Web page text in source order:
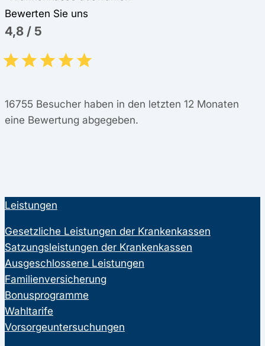
Bewerten Sie uns
4,8 / 5
16755 Besucher haben in den letzten 12 Monaten
eine Bewertung abgegeben.
Leistungen
Gesetzliche Leistungen der Krankenkassen
Satzungsleistungen der Krankenkassen
Ausgeschlossene Leistungen
Familienversicherung
Bonusprogramme
Wahltarife
Vorsorgeuntersuchungen